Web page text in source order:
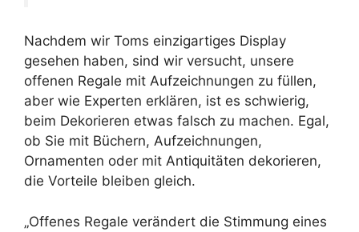
Nachdem wir Toms einzigartiges Display
gesehen haben, sind wir versucht, unsere
offenen Regale mit Aufzeichnungen zu füllen,
aber wie Experten erklären, ist es schwierig,
beim Dekorieren etwas falsch zu machen. Egal,
ob Sie mit Büchern, Aufzeichnungen,
Ornamenten oder mit Antiquitäten dekorieren,
die Vorteile bleiben gleich.
„Offenes Regale verändert die Stimmung eines